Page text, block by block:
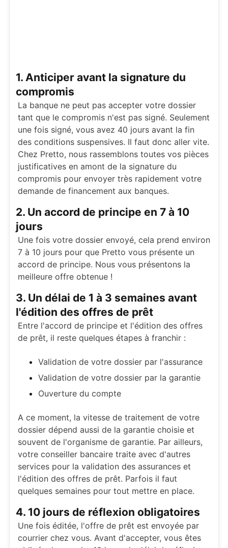
1. Anticiper avant la signature du
compromis
La banque ne peut pas accepter votre dossier
tant que le compromis n'est pas signé. Seulement
une fois signé, vous avez 40 jours avant la fin
des conditions suspensives. Il faut donc aller vite.
Chez Pretto, nous rassemblons toutes vos pièces
justificatives en amont de la signature du
compromis pour envoyer très rapidement votre
demande de financement aux banques.
2. Un accord de principe en 7 à 10
jours
Une fois votre dossier envoyé, cela prend environ
7 à 10 jours pour que Pretto vous présente un
accord de principe. Nous vous présentons la
meilleure offre obtenue !
3. Un délai de 1 à 3 semaines avant
l'édition des offres de prêt
Entre l'accord de principe et l'édition des offres
de prêt, il reste quelques étapes à franchir :
Validation de votre dossier par l'assurance
Validation de votre dossier par la garantie
Ouverture du compte
A ce moment, la vitesse de traitement de votre
dossier dépend aussi de la garantie choisie et
souvent de l'organisme de garantie. Par ailleurs,
votre conseiller bancaire traite avec d'autres
services pour la validation des assurances et
l'édition des offres de prêt. Parfois il faut
quelques semaines pour tout mettre en place.
4. 10 jours de réflexion obligatoires
Une fois éditée, l'offre de prêt est envoyée par
courrier chez vous. Avant d'accepter, vous êtes